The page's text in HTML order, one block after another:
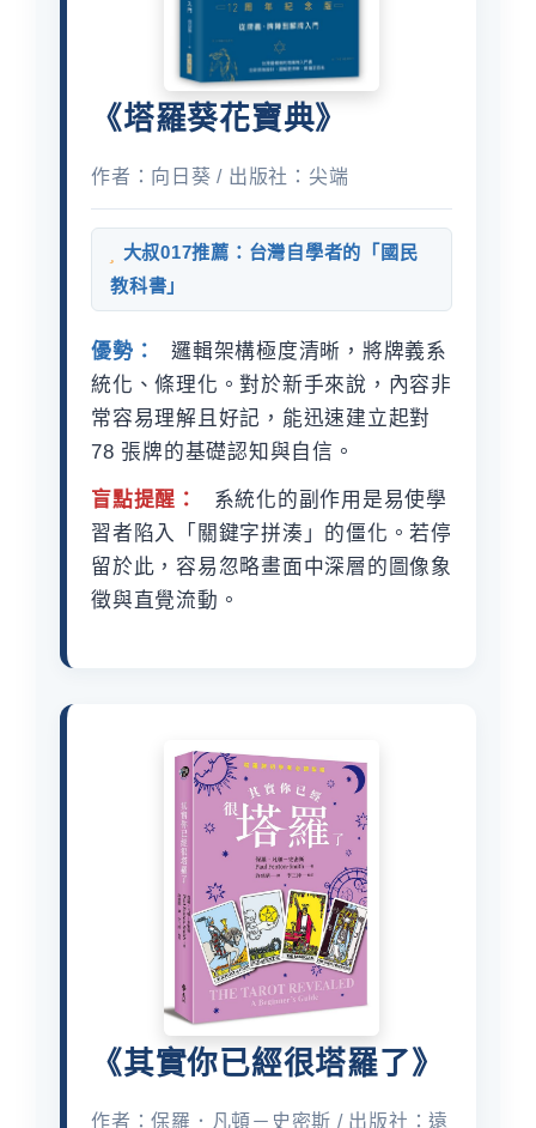
《塔羅葵花寶典》
作者：向日葵 / 出版社：尖端
大叔017推薦：台灣自學者的「國民
教科書」
優勢：
邏輯架構極度清晰，將牌義系
統化、條理化。對於新手來說，內容非
常容易理解且好記，能迅速建立起對
78 張牌的基礎認知與自信。
盲點提醒：
系統化的副作用是易使學
習者陷入「關鍵字拼湊」的僵化。若停
留於此，容易忽略畫面中深層的圖像象
徵與直覺流動。
《其實你已經很塔羅了》
作者：保羅．凡頓－史密斯 / 出版社：遠